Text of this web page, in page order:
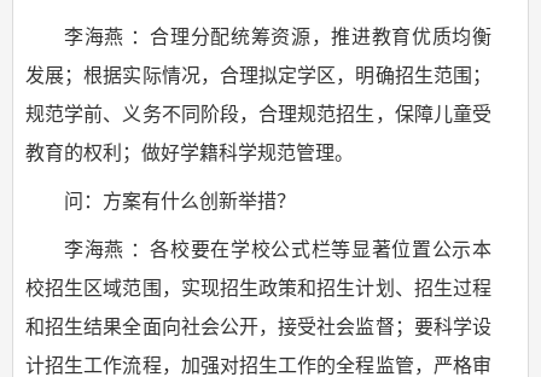
李海燕 ：合理分配统筹资源，推进教育优质均衡
发展；根据实际情况，合理拟定学区，明确招生范围；
规范学前、义务不同阶段，合理规范招生，保障儿童受
教育的权利；做好学籍科学规范管理。
问：方案有什么创新举措？
李海燕 ：各校要在学校公式栏等显著位置公示本
校招生区域范围，实现招生政策和招生计划、招生过程
和招生结果全面向社会公开，接受社会监督；要科学设
计招生工作流程，加强对招生工作的全程监管，严格审